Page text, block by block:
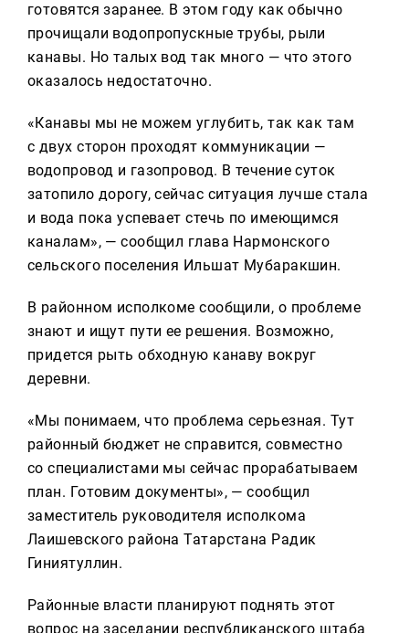
готовятся заранее. В этом году как обычно
прочищали водопропускные трубы, рыли
канавы. Но талых вод так много — что этого
оказалось недостаточно.
«Канавы мы не можем углубить, так как там
с двух сторон проходят коммуникации —
водопровод и газопровод. В течение суток
затопило дорогу, сейчас ситуация лучше стала
и вода пока успевает стечь по имеющимся
каналам», — сообщил глава Нармонского
сельского поселения Ильшат Мубаракшин.
В районном исполкоме сообщили, о проблеме
знают и ищут пути ее решения. Возможно,
придется рыть обходную канаву вокруг
деревни.
«Мы понимаем, что проблема серьезная. Тут
районный бюджет не справится, совместно
со специалистами мы сейчас прорабатываем
план. Готовим документы», — сообщил
заместитель руководителя исполкома
Лаишевского района Татарстана Радик
Гиниятуллин.
Районные власти планируют поднять этот
вопрос на заседании республиканского штаба